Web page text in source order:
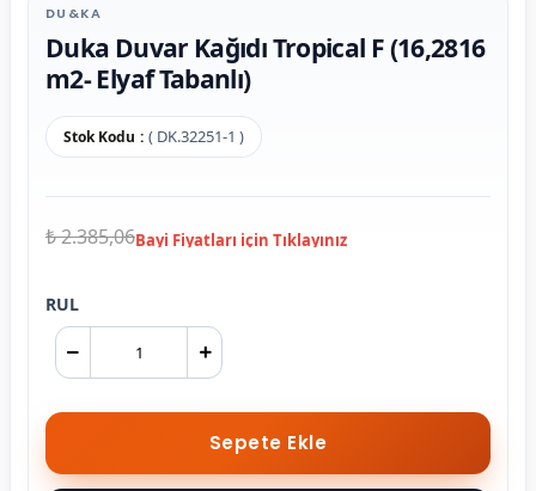
DU&KA
Duka Duvar Kağıdı Tropical F (16,2816
m2- Elyaf Tabanlı)
Stok Kodu ( DK.32251-1 )
₺ 2.385,06
RUL